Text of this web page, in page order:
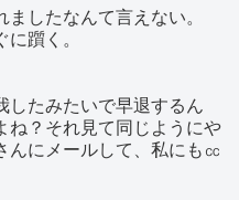
したなんて言えない。
躓く。
したみたいで早退するん
ね？それ見て同じようにや
んにメールして、私にも㏄